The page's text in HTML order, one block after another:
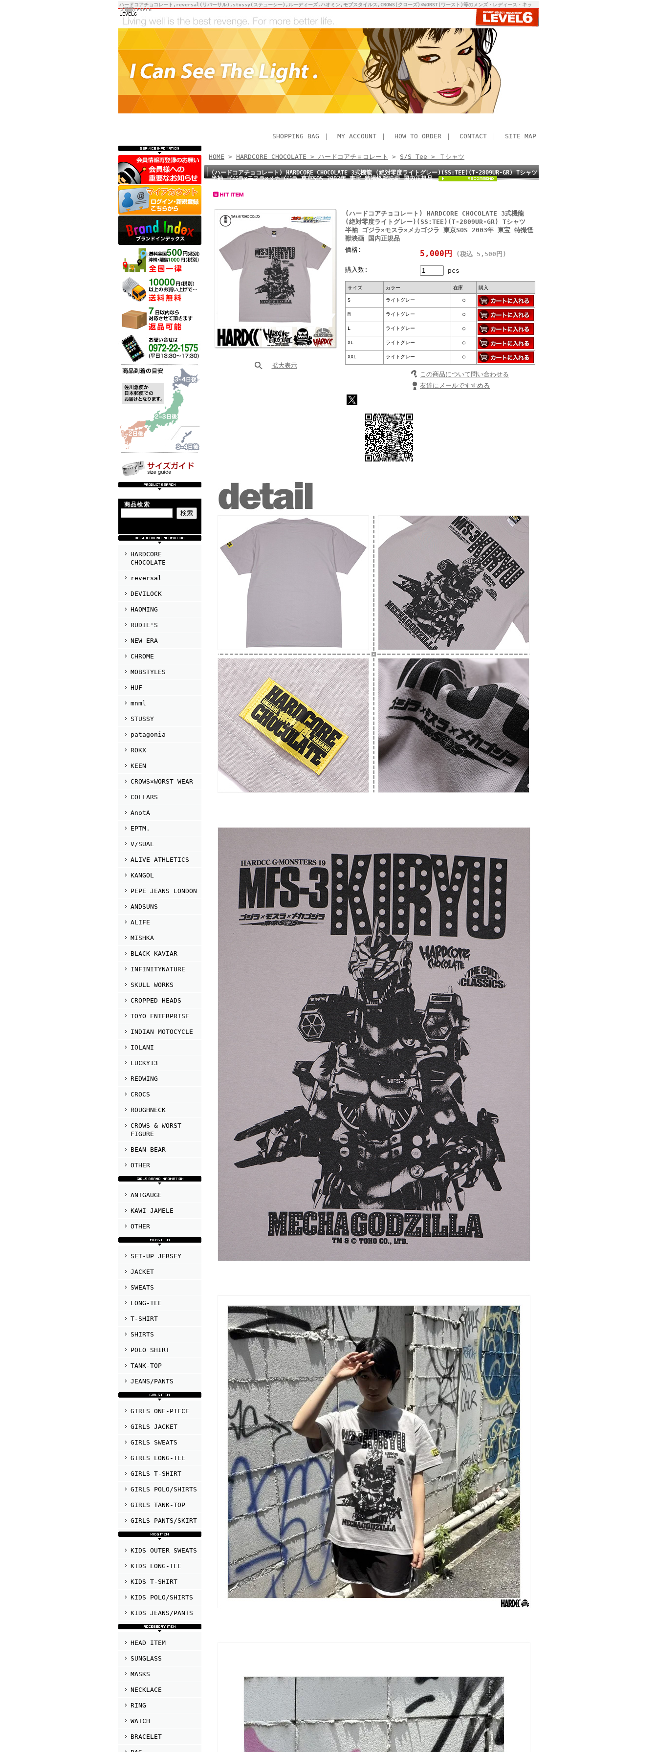
ハードコアチョコレート,reversal(リバーサル),stussy(ステューシー),ルーディーズ,ハオミン,モブスタイルス,CROWS(クローズ)×WORST(ワースト)等のメンズ・レディース・キッ
ズ通販LEVEL6
LEVEL6
SHOPPING BAG ｜ MY ACCOUNT ｜ HOW TO ORDER ｜ CONTACT ｜ SITE MAP
商品検索
HARDCORE
CHOCOLATE
reversal
DEVILOCK
HAOMING
RUDIE'S
NEW ERA
CHROME
MOBSTYLES
HUF
mnml
STUSSY
patagonia
ROKX
KEEN
CROWS×WORST WEAR
COLLARS
AnotA
EPTM.
V/SUAL
ALIVE ATHLETICS
KANGOL
PEPE JEANS LONDON
ANDSUNS
ALIFE
MISHKA
BLACK KAVIAR
INFINITYNATURE
SKULL WORKS
CROPPED HEADS
TOYO ENTERPRISE
INDIAN MOTOCYCLE
IOLANI
LUCKY13
REDWING
CROCS
ROUGHNECK
CROWS & WORST
FIGURE
BEAN BEAR
OTHER
ANTGAUGE
KAWI JAMELE
OTHER
SET-UP JERSEY
JACKET
SWEATS
LONG-TEE
T-SHIRT
SHIRTS
POLO SHIRT
TANK-TOP
JEANS/PANTS
GIRLS ONE-PIECE
GIRLS JACKET
GIRLS SWEATS
GIRLS LONG-TEE
GIRLS T-SHIRT
GIRLS POLO/SHIRTS
GIRLS TANK-TOP
GIRLS PANTS/SKIRT
KIDS OUTER SWEATS
KIDS LONG-TEE
KIDS T-SHIRT
KIDS POLO/SHIRTS
KIDS JEANS/PANTS
HEAD ITEM
SUNGLASS
MASKS
NECKLACE
RING
WATCH
BRACELET
HOME > HARDCORE CHOCOLATE > ハードコアチョコレート > S/S Tee > Ｔシャツ
(ハードコアチョコレート) HARDCORE CHOCOLATE 3式機龍 (絶対零度ライトグレー)(SS:TEE)(T-2809UR-GR) Tシャツ
半袖 ゴジラ×モスラ×メカゴジラ 東京SOS 2003年 東宝 特撮怪獣映画 国内正規品
拡大表示
(ハードコアチョコレート) HARDCORE CHOCOLATE 3式機龍
(絶対零度ライトグレー)(SS:TEE)(T-2809UR-GR) Tシャツ
半袖 ゴジラ×モスラ×メカゴジラ 東京SOS 2003年 東宝 特撮怪
獣映画 国内正規品
価格:
5,000円 (税込 5,500円)
購入数: pcs
サイズ カラー 在庫 購入
S ライトグレー ○
M ライトグレー ○
L ライトグレー ○
XL ライトグレー ○
XXL ライトグレー ○
この商品について問い合わせる
友達にメールですすめる